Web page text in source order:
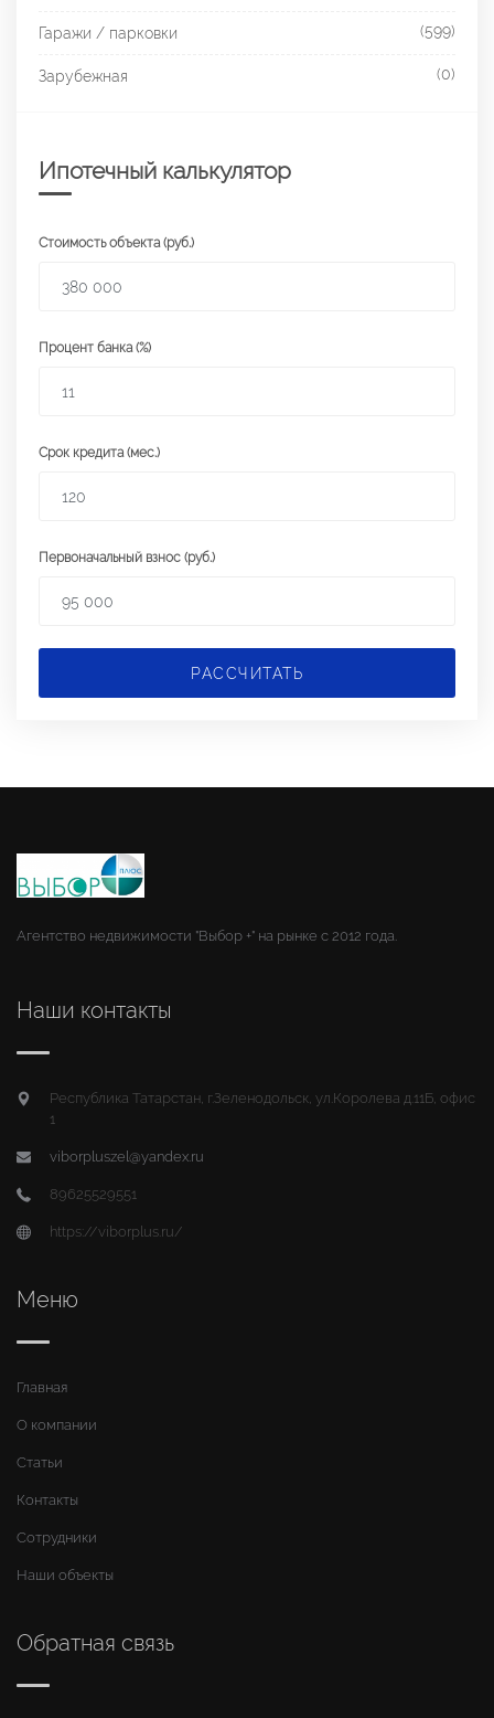
Гаражи / парковки (599)
Зарубежная (0)
Ипотечный калькулятор
Стоимость объекта (руб.)
Процент банка (%)
Срок кредита (мес.)
Первоначальный взнос (руб.)
РАССЧИТАТЬ
Агентство недвижимости "Выбор +" на рынке с 2012 года.
Наши контакты
Республика Татарстан, г.Зеленодольск, ул.Королева д.11Б, офис
1
viborpluszel@yandex.ru
89625529551
https://viborplus.ru/
Меню
Главная
О компании
Статьи
Контакты
Сотрудники
Наши объекты
Обратная связь